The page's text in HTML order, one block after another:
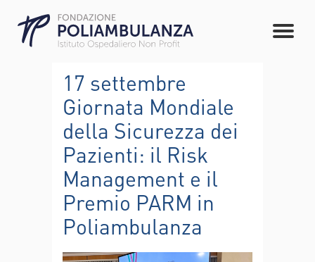
17 settembre
Giornata Mondiale
della Sicurezza dei
Pazienti: il Risk
Management e il
Premio PARM in
Poliambulanza